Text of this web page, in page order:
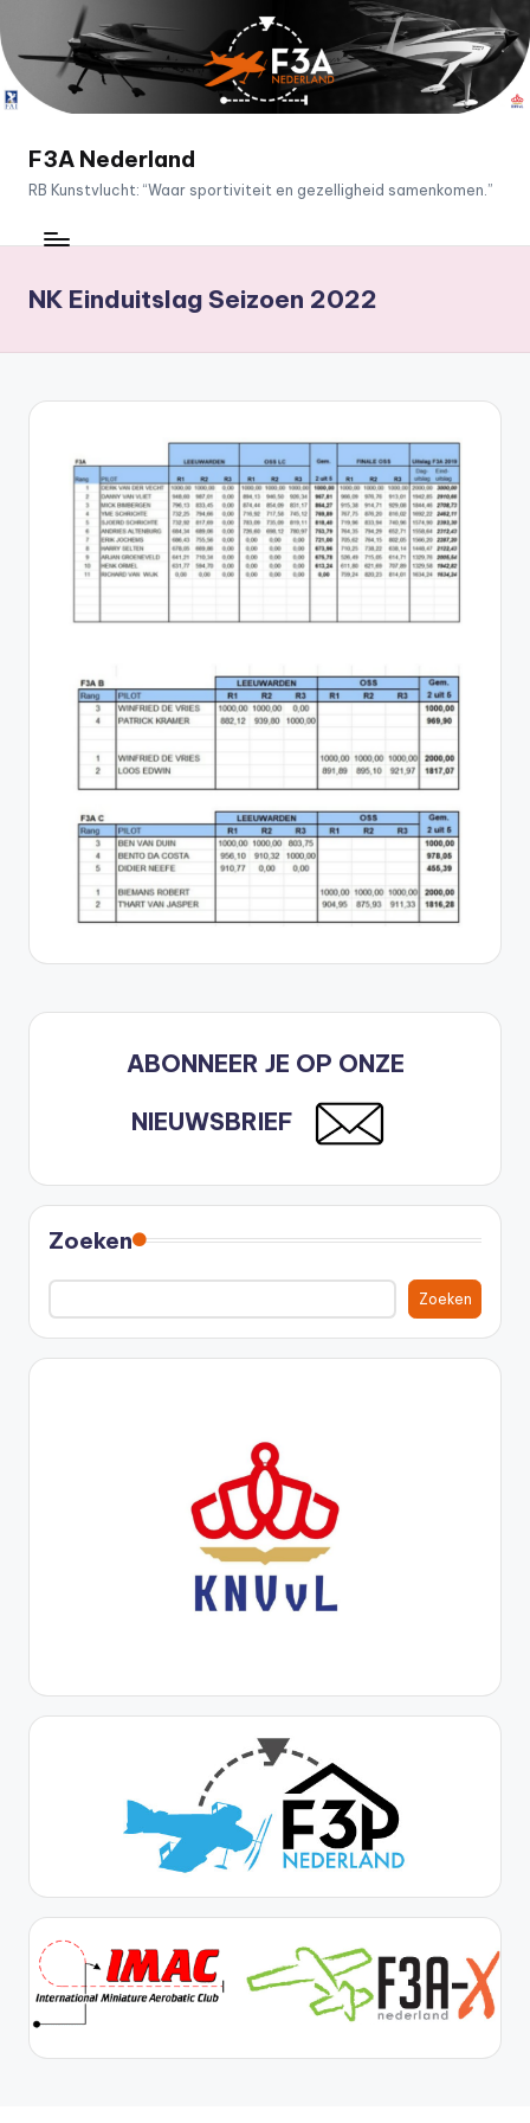
Ga
naar
de
F3A Nederland
RB Kunstvlucht: “Waar sportiviteit en gezelligheid samenkomen.”
NK Einduitslag Seizoen 2022
ABONNEER JE OP ONZE
NIEUWSBRIEF
Zoeken
Zoeken